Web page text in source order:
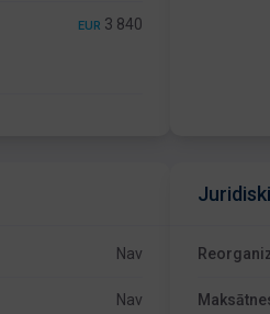
EUR 3 840
Nav
Nav